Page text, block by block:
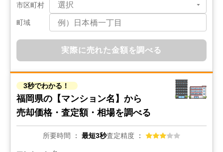
市区町村
町域
実際に売れた金額を調べる
3秒でわかる！
福岡県の 【マンション名】から
売却価格・査定額・相場を調べる
所要時間 最短3秒査定精度